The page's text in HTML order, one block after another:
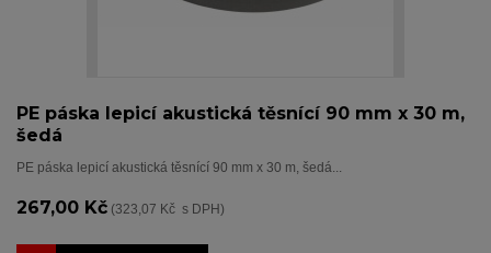
PE páska lepicí akustická těsnící 90 mm x 30 m,
šedá
PE páska lepicí akustická těsnící 90 mm x 30 m, šedá...
267,00 Kč (323,07 Kč s DPH)